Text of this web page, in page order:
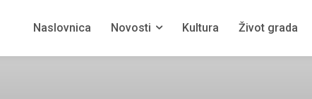
Naslovnica Novosti Kultura Život grada